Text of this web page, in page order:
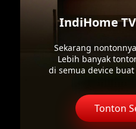
IndiHome
Sekarang
Lebih banyak
di semua device
Tonton